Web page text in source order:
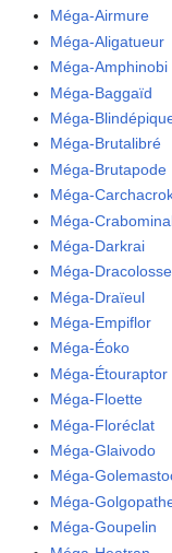
Méga-Airmure
Méga-Aligatueur
Méga-Amphinobi
Méga-Baggaïd
Méga-
Méga-Brutalibré
Méga-Brutapode
Méga-
Méga-
Méga-Darkrai
Méga-Dracolosse
Méga-Draïeul
Méga-Empiflor
Méga-Éoko
Méga-Étouraptor
Méga-Floette
Méga-Floréclat
Méga-Glaivodo
Méga-
Méga-
Méga-Goupelin